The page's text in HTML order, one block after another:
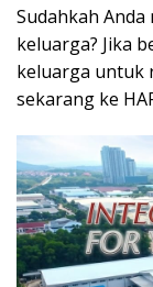
Sudahkah
keluarga? Jika
keluarga untuk
sekarang ke